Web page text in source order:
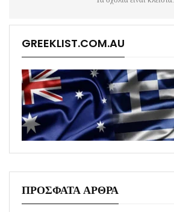
GREEKLIST.COM.AU
ΠΡΟΣΦΑΤΑ ΑΡΘΡΑ